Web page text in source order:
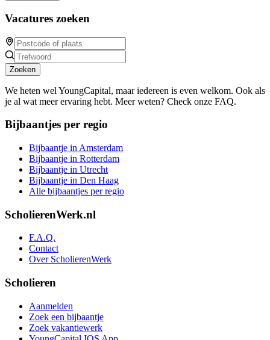
Vacatures zoeken
Zoeken
We heten wel YoungCapital, maar iedereen is even welkom. Ook als
je al wat meer ervaring hebt. Meer weten? Check onze FAQ.
Bijbaantjes per regio
Bijbaantje in Amsterdam
Bijbaantje in Rotterdam
Bijbaantje in Utrecht
Bijbaantje in Den Haag
Alle bijbaantjes per regio
ScholierenWerk.nl
F.A.Q.
Contact
Over ScholierenWerk
Scholieren
Aanmelden
Zoek een bijbaantje
Zoek vakantiewerk